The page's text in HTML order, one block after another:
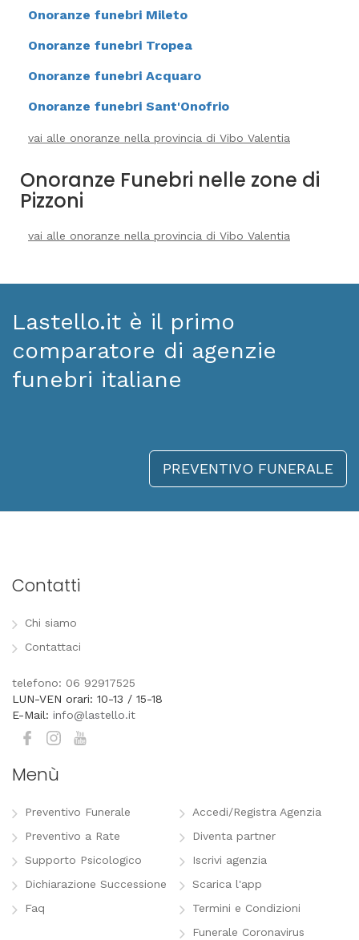
Onoranze funebri Mileto
Onoranze funebri Tropea
Onoranze funebri Acquaro
Onoranze funebri Sant'Onofrio
vai alle onoranze nella provincia di Vibo Valentia
Onoranze Funebri nelle zone di
Pizzoni
vai alle onoranze nella provincia di Vibo Valentia
Lastello.it è il primo
comparatore di agenzie
funebri italiane
PREVENTIVO FUNERALE
Contatti
Chi siamo
Contattaci
telefono: 06 92917525
LUN-VEN orari: 10-13 / 15-18
E-Mail: info@lastello.it
Menù
Preventivo Funerale
Preventivo a Rate
Supporto Psicologico
Dichiarazione Successione
Faq
Accedi/Registra Agenzia
Diventa partner
Iscrivi agenzia
Scarica l'app
Termini e Condizioni
Funerale Coronavirus